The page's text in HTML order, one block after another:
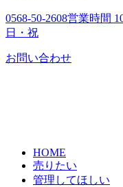
0568-50-2608営業時間
日・祝
お問い合わせ
HOME
売りたい
管理してほしい